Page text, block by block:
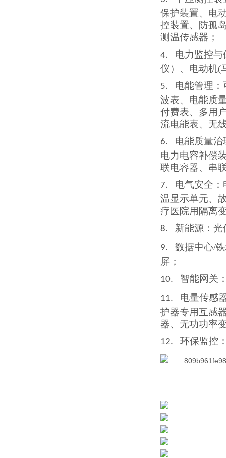
保护装置、电
控装置、防孤
测温传感器 ；
4.
电力监控
仪）、电动机(
5.
电能管理
波表、电能质
付费表、多用
流电能表、无
6.
电能质量
电力电容补偿
联电容器、串
7.
电气安全
温显示单元、
疗医院用隔离
8. 新能源：
9.
数据中心/
屏；
10. 智能网关
11.
电量传感
护器专用互感
器、无功功率
12. 环保监控